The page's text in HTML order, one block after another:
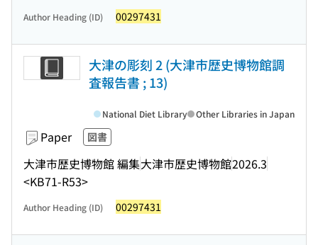
Author Heading (ID) 00297431
大津の彫刻 2 (大津市歴史博物館調
査報告書 ; 13)
Paper 図書
大津市歴史博物館 編集大津市歴史博物館2026.3
<KB71-R53>
National Diet Library Other Libraries in Japan
Author Heading (ID) 00297431